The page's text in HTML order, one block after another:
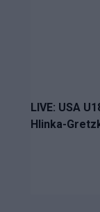
LIVE: USA
Hlinka-